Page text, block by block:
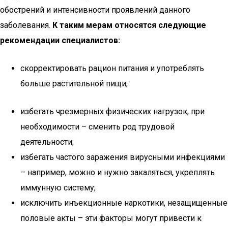
обострений и интенсивности проявлений данного
заболевания. К таким мерам относятся следующие
рекомендации специалистов:
скорректировать рацион питания и употреблять
больше растительной пищи;
избегать чрезмерных физических нагрузок, при
необходимости – сменить род трудовой
деятельности;
избегать частого заражения вирусными инфекциями
– например, можно и нужно закаляться, укреплять
иммунную систему;
исключить инъекционные наркотики, незащищенные
половые акты – эти факторы могут привести к